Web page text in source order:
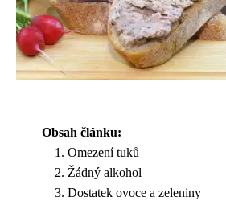
Obsah článku:
Omezení tuků
Žádný alkohol
Dostatek ovoce a zeleniny